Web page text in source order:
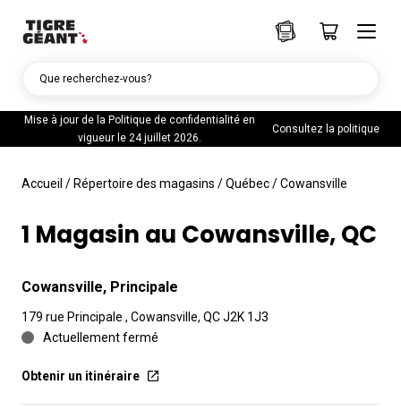
Mise à jour de la Politique de confidentialité en
vigueur le 24 juillet 2026.
Consultez la politique
Que recherchez-vous?
Accueil / Répertoire des magasins /Québec/Cowansville
1 Magasin au Cowansville, QC
Cowansville, Principale
179 rue Principale , Cowansville, QC J2K 1J3
Actuellement fermé
Obtenir un itinéraire